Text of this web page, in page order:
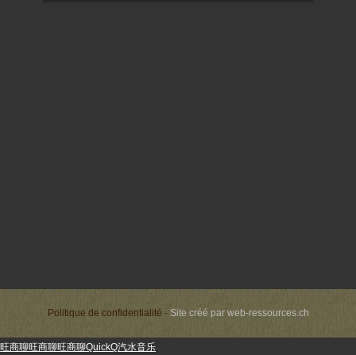
Politique de confidentialité - Site créé par web-ressources.ch
旺商聊旺商聊旺商聊QuickQ汽水音乐